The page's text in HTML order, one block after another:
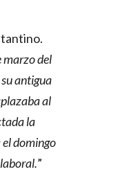
marzo del
antigua
al
la
el domingo
”